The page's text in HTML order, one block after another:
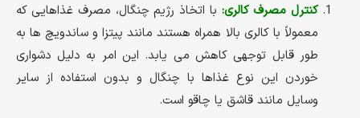
کنترل مصرف کالری: با اتخاذ رژیم چنگال، مصرف غذاهایی که
معمولاً با کالری بالا همراه هستند مانند پیتزا و ساندویچ ها به
طور قابل توجهی کاهش می یابد. این امر به دلیل دشواری
خوردن این نوع غذاها با چنگال و بدون استفاده از سایر
وسایل مانند قاشق یا چاقو است.